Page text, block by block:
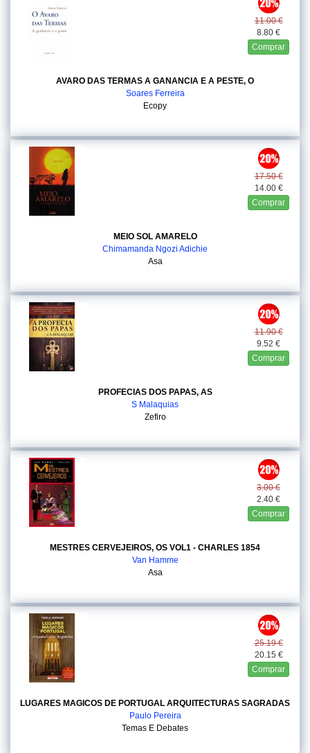
11.00 €
8.80 €
Comprar
AVARO DAS TERMAS A GANANCIA E A PESTE, O
Soares Ferreira
Ecopy
17.50 €
14.00 €
Comprar
MEIO SOL AMARELO
Chimamanda Ngozi Adichie
Asa
11.90 €
9.52 €
Comprar
PROFECIAS DOS PAPAS, AS
S Malaquias
Zefiro
3.00 €
2.40 €
Comprar
MESTRES CERVEJEIROS, OS VOL1 - CHARLES 1854
Van Hamme
Asa
25.19 €
20.15 €
Comprar
LUGARES MAGICOS DE PORTUGAL ARQUITECTURAS SAGRADAS
Paulo Pereira
Temas E Debates